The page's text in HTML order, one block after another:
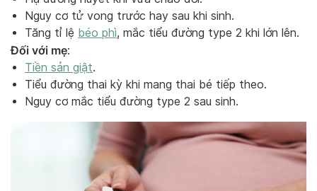
Nguy cơ tử vong trước hay sau khi sinh.
Tăng tỉ lệ béo phì, mắc tiểu đường type 2 khi lớn lên.
Đối với mẹ:
Tiền sản giật.
Tiểu đường thai kỳ khi mang thai bé tiếp theo.
Nguy cơ mắc tiểu đường type 2 sau sinh.